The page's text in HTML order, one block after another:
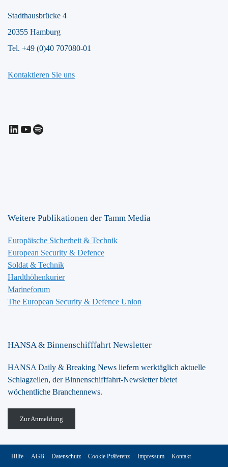
Stadthausbrücke 4
20355 Hamburg
Tel. +49 (0)40 707080-01
Kontaktieren Sie uns
LinkedIn
YouTube
Spotify
Weitere Publikationen der Tamm Media
Europäische Sicherheit & Technik
European Security & Defence
Soldat & Technik
Hardthöhenkurier
Marineforum
The European Security & Defence Union
HANSA & Binnenschifffahrt Newsletter
HANSA Daily & Breaking News liefern werktäglich aktuelle
Schlagzeilen, der Binnenschifffahrt-Newsletter bietet
wöchentliche Branchennews.
Zur Anmeldung
Hilfe AGB Datenschutz Cookie Präferenz Impressum Kontakt